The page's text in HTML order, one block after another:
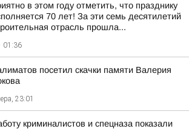
в этом году отметить, что празднику
70 лет! За эти семь десятилетий
отрасль прошла...
01:36
посетил скачки памяти Валерия
23:01
криминалистов и спецназа показали